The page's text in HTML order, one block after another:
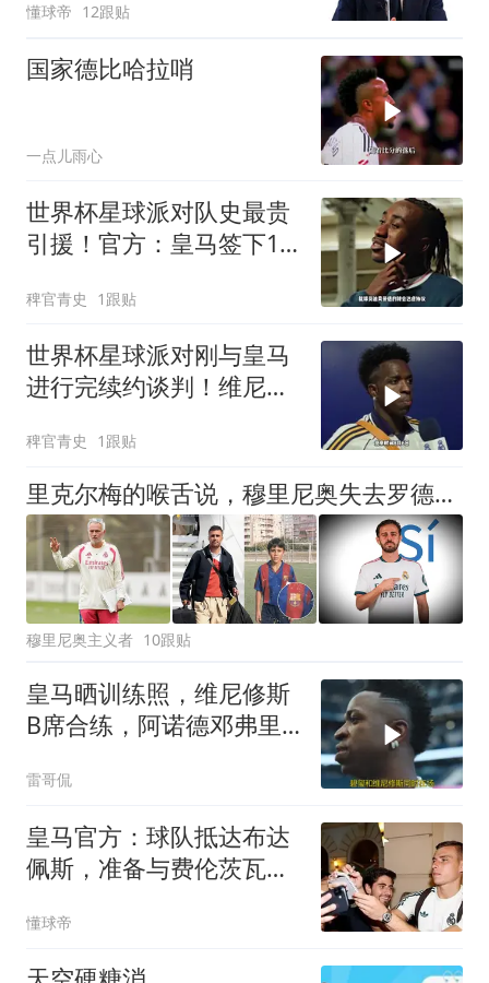
懂球帝 12跟贴
国家德比哈拉哨
一点儿雨心
世界杯星球派对队史最贵
引援！官方：皇马签下19
总价1.4亿！皇马签下迪奥
曼德
稗官青史 1跟贴
世界杯星球派对刚与皇马
进行完续约谈判！维尼修
帖子和个人简介！维尼修
斯
稗官青史 1跟贴
里克尔梅的喉舌说，穆里尼奥失去罗德里很生气，皇马表示正好相反
穆里尼奥主义者 10跟贴
皇马晒训练照，维尼修斯
B席合练，阿诺德邓弗里
雷哥侃
皇马官方：球队抵达布达
佩斯，准备与费伦茨瓦罗
懂球帝